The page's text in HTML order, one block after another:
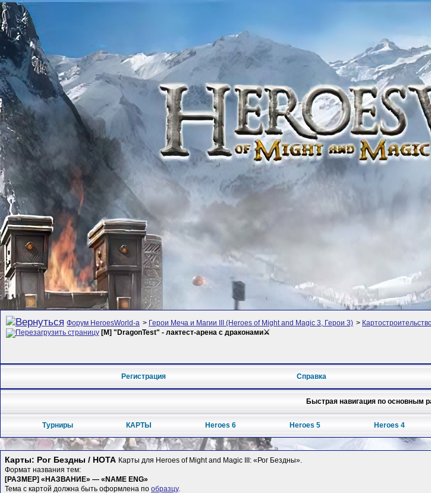
Форум HeroesWorld-а > Герои Меча и Магии III (Heroes of Might and Magic 3, Герои 3) >
[M] "DragonTest" - лактест-арена с драконами⚔
Регистрация Справка
Быстрая навигация по основным
Турниры КАРТЫ Heroes 6 Heroes 5 Heroes 4
Карты: Рог Бездны / HOTA Карты для Heroes of Might and Magic III: «Рог Бездны».
Формат названия тем:
[РАЗМЕР] «НАЗВАНИЕ» — «NAME ENG»
Тема с картой должна быть оформлена по образцу.